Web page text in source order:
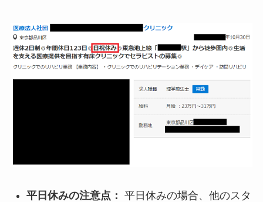
平日休みの注意点： 平日休みの場合、他のスタ